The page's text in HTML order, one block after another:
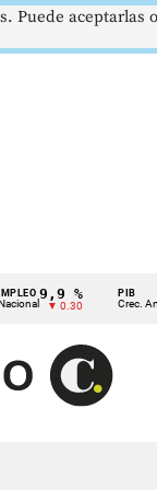
9,9 %
▼ 0.30
PIB
Crec. Anual ▲
Puede aceptarlas